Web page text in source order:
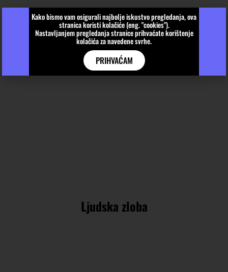
Ljudska zloba
Kako bismo vam osigurali najbolje iskustvo pregledanja, ova
stranica koristi kolačiće (eng. "cookies").
Nastavljanjem pregledanja stranice prihvaćate korištenje
kolačića za navedene svrhe.
PRIHVAĆAM